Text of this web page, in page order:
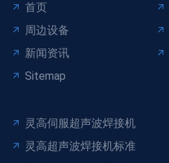
首页
周边设备
新闻资讯
Sitemap
灵高伺服超声波焊接机
灵高超声波焊接机标准